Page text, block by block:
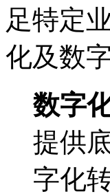
足特定
化及数
数字化
提供
字化